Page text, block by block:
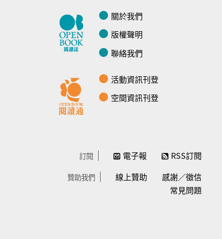
關於我們
版權聲明
聯絡我們
活動資訊刊登
空間資訊刊登
訂閱 電子報 RSS訂閱
贊助我們 線上贊助
感謝／徵信
常見問題